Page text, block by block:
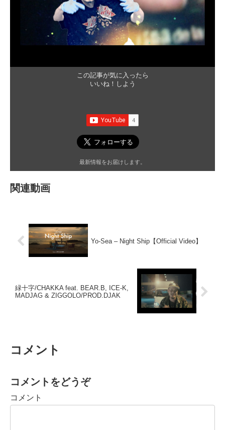
この記事が気に入ったら
いいね！しよう
最新情報をお届けします。
関連動画
Yo-Sea – Night Ship【Official Video】
緑十字/CHAKKA feat. BEAR.B, ICE-K,
MADJAG & ZIGGOLO/PROD.DJAK
コメント
コメントをどうぞ
コメント